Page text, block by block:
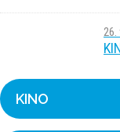
26.
KINO